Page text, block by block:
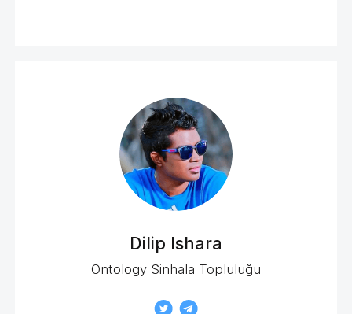
Dilip Ishara
Ontology Sinhala Topluluğu